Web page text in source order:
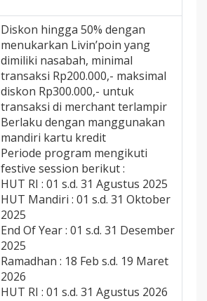
Diskon hingga 50% dengan
menukarkan Livin’poin yang
dimiliki nasabah, minimal
transaksi Rp200.000,- maksimal
diskon Rp300.000,- untuk
transaksi di merchant terlampir
Berlaku dengan manggunakan
mandiri kartu kredit
Periode program mengikuti
festive session berikut :
HUT RI : 01 s.d. 31 Agustus 2025
HUT Mandiri : 01 s.d. 31 Oktober
2025
End Of Year : 01 s.d. 31 Desember
2025
Ramadhan : 18 Feb s.d. 19 Maret
2026
HUT RI : 01 s.d. 31 Agustus 2026